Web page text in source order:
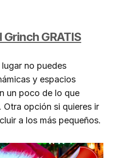
GRATIS
no puedes
y espacios
un poco de lo que
Otra opción si quieres ir
a los más pequeños.